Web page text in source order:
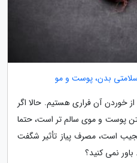
خوردن آن فراری هستیم. حالا اگر
پوست و موی سالم تر است، حتما
است، مصرف پیاز تأثیر شگفت
نمی کنید؟